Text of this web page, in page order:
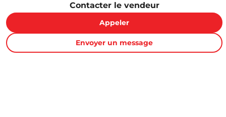
Contacter le vendeur
Appeler
Envoyer un message